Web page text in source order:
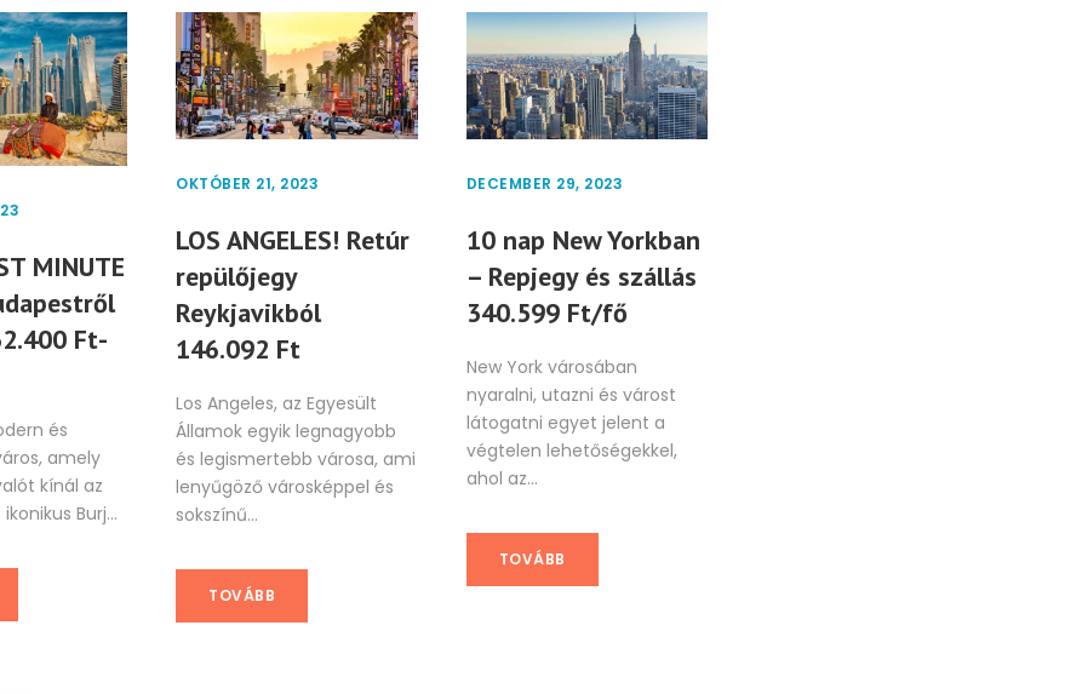
MINUTE
Ft-
és
amely
kínál az
Burj...
OKTÓBER 21, 2023
LOS ANGELES! Retúr
repülőjegy
Reykjavikból
146.092 Ft
Los Angeles, az Egyesült
Államok egyik legnagyobb
és legismertebb városa, ami
lenyűgöző városképpel és
sokszínű...
TOVÁBB
DECEMBER 29, 2023
10 nap New Yorkban
– Repjegy és szállás
340.599 Ft/fő
New York városában
nyaralni, utazni és várost
látogatni egyet jelent a
végtelen lehetőségekkel,
ahol az...
TOVÁBB